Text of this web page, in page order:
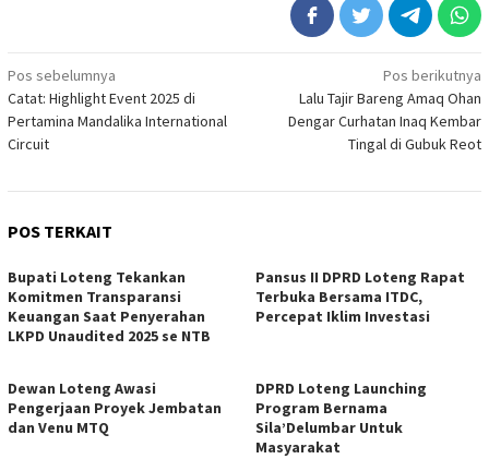
Navigasi
pos
Pos sebelumnya
Catat: Highlight Event 2025 di
Pertamina Mandalika International
Circuit
Pos berikutnya
Lalu Tajir Bareng Amaq Ohan
Dengar Curhatan Inaq Kembar
Tingal di Gubuk Reot
POS TERKAIT
Bupati Loteng Tekankan
Komitmen Transparansi
Keuangan Saat Penyerahan
LKPD Unaudited 2025 se NTB
Pansus II DPRD Loteng Rapat
Terbuka Bersama ITDC,
Percepat Iklim Investasi
Dewan Loteng Awasi
Pengerjaan Proyek Jembatan
dan Venu MTQ
DPRD Loteng Launching
Program Bernama
Sila’Delumbar Untuk
Masyarakat